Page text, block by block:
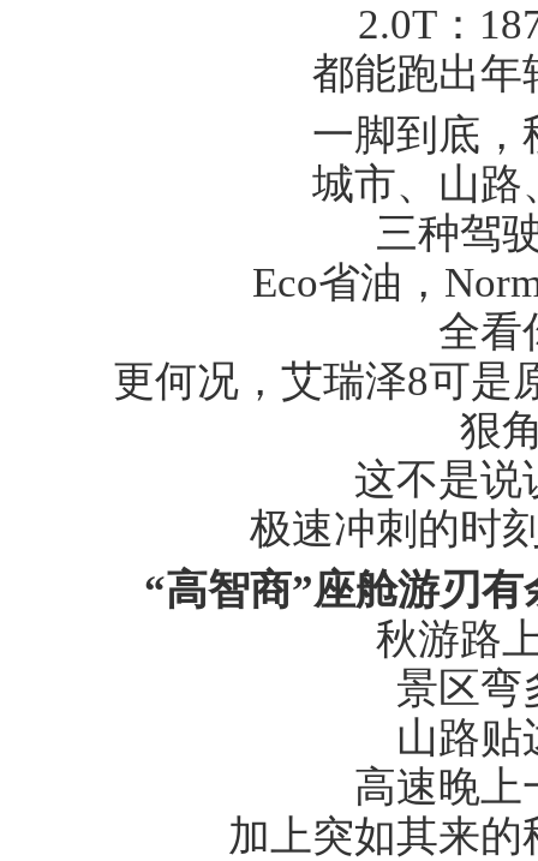
2.0T：
都能跑出年
一脚到底，
城市、山路
三种驾驶
Eco省油，
全看
更何况，艾瑞泽8可是
狠
这不是说
极速冲刺的时刻
“高智商”座舱游刃有
秋游路上
景区弯
山路贴
高速晚上
加上突如其来的